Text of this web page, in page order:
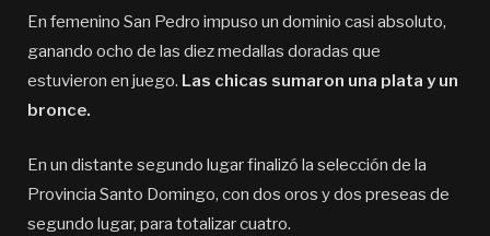
En femenino San Pedro impuso un dominio casi absoluto,
ganando ocho de las diez medallas doradas que
estuvieron en juego. Las chicas sumaron una plata y un
bronce.
En un distante segundo lugar finalizó la selección de la
Provincia Santo Domingo, con dos oros y dos preseas de
segundo lugar, para totalizar cuatro.